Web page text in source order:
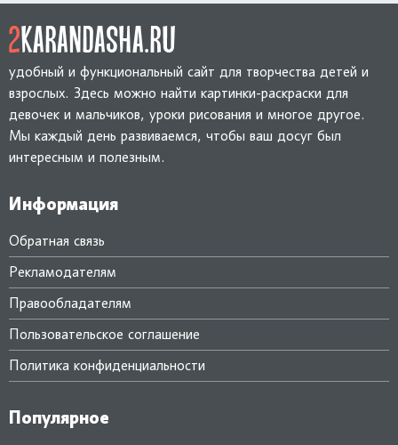
удобный и функциональный сайт для творчества детей и
взрослых. Здесь можно найти картинки-раскраски для
девочек и мальчиков, уроки рисования и многое другое.
Мы каждый день развиваемся, чтобы ваш досуг был
интересным и полезным.
Информация
Обратная связь
Рекламодателям
Правообладателям
Пользовательское соглашение
Политика конфиденциальности
Популярное